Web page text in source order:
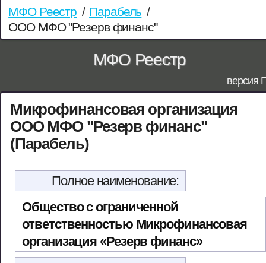
МФО Реестр / Парабель /
ООО МФО "Резерв финанс"
МФО Реестр
версия
Микрофинансовая организация
ООО МФО "Резерв финанс"
(Парабель)
Полное наименование:
Общество с ограниченной
ответственностью Микрофинансовая
организация «Резерв финанс»